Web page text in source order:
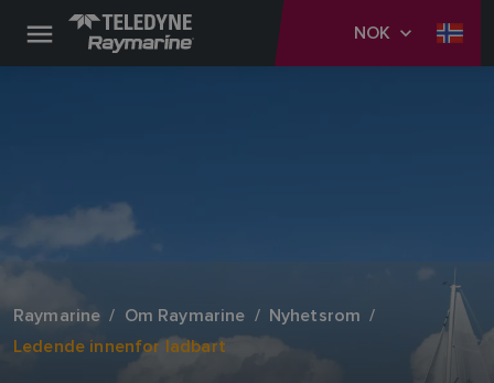
NOK
Raymarine Om Raymarine
Nyhetsrom
Ledende innenfor ladbart